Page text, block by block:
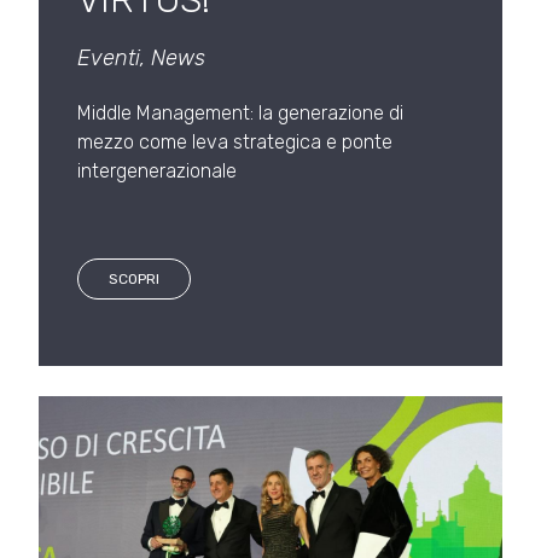
Eventi, News
Middle Management: la generazione di
mezzo come leva strategica e ponte
intergenerazionale
SCOPRI